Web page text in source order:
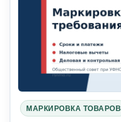
МАРКИРОВКА ТОВАРОВ